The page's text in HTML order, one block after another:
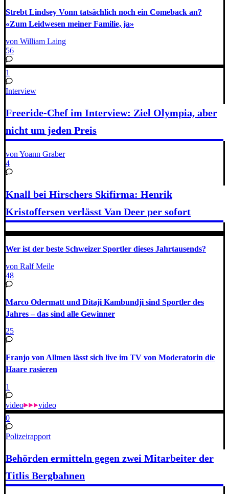
Strebt Lindsey Vonn tatsächlich noch ein Comeback an?
«Zum Leidwesen meiner Familie, ja»
von William Laing
56
1
Interview
Freeride-Chef im Interview: Ziel Olympia, aber
nicht um jeden Preis
von Yoann Graber
4
Knall bei Hirschers Skifirma: Henrik
Kristoffersen verlässt Van Deer per sofort
Wer ist der beste Schweizer Sportler dieses Jahrtausends?
von Ralf Meile
48
Marco Odermatt und Ditaji Kambundji sind Sportler des
Jahres – das sind alle Gewinner
25
Franjo von Allmen lässt sich live im TV von Moderatorin die
Haare rasieren
1
video
video
0
Polizeirapport
Behörden ermitteln gegen zwei Mitarbeiter der
Titlis Bergbahnen